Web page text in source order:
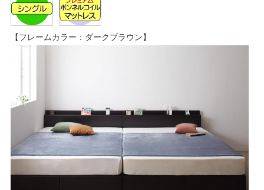
【フレームカラー：ダークブラウン】